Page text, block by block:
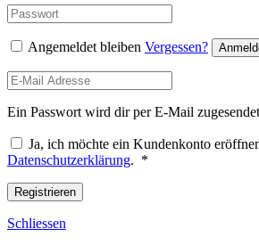
Angemeldet bleiben Vergessen?
Ein Passwort wird dir per E-Mail
Ja, ich möchte ein Kundenkonto
Datenschutzerklärung. *
Registrieren
Schliessen